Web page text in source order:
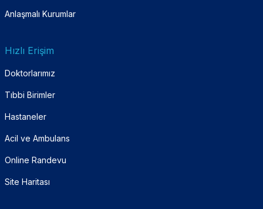
Anlaşmalı Kurumlar
Hızlı Erişim
Doktorlarımız
Tıbbi Birimler
Hastaneler
Acil ve Ambulans
Online Randevu
Site Haritası